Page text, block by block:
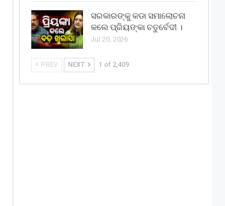
ସରକାରଙ୍କୁ କଡା ସମାଲୋଚନା
କଲେ ପ୍ରିୟଙ୍କା ଚତୁର୍ବେଦୀ ।
Jul 20, 2026
PREV NEXT 1 of 2,409